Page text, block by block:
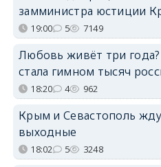
замминистра юстиции
19:00 5 7149
Любовь живёт три
стала гимном тысяч
18:20 4 962
Крым и Севастополь
выходные
18:02 5 3248